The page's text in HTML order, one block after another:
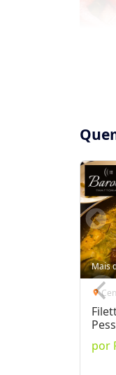
Mais
location_on
ou
por